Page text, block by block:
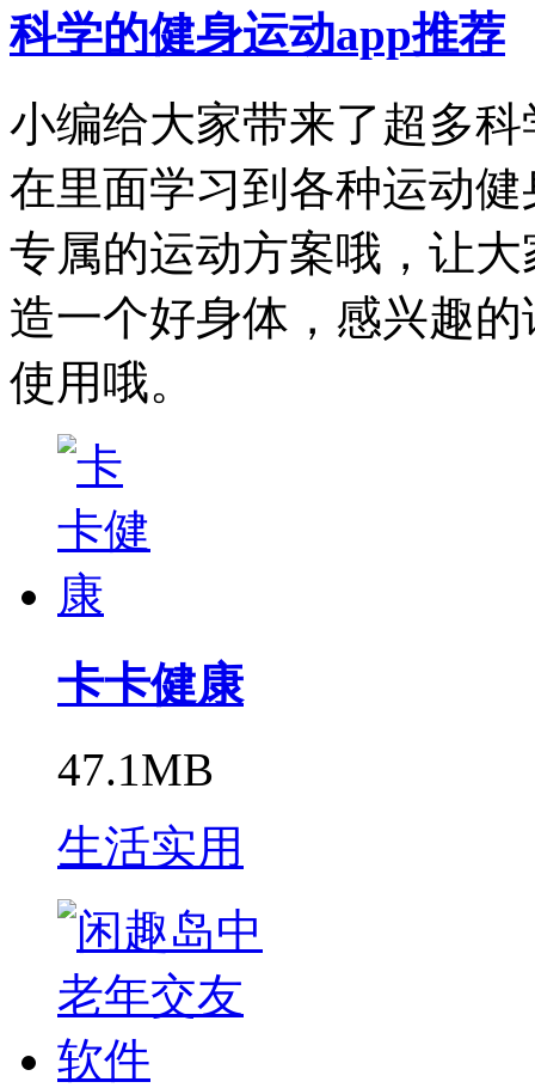
科学的健身运动app推荐
小编给大家带来了超多
在里面学习到各种运动
专属的运动方案哦，让
造一个好身体，感兴趣
使用哦。
卡卡健康
47.1MB
生活实用